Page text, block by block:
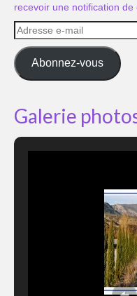
recevoir une notification
Adresse
e-
mail
Abonnez-vous
Galerie